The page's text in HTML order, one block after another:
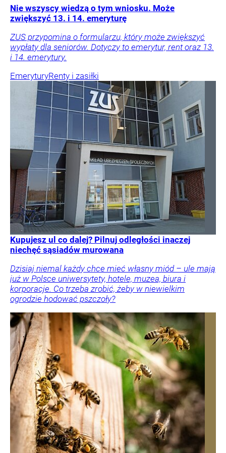
Nie wszyscy wiedzą o tym wniosku. Może
zwiększyć 13. i 14. emeryturę
ZUS przypomina o formularzu, który może zwiększyć
wypłaty dla seniorów. Dotyczy to emerytur, rent oraz 13.
i 14. emerytury.
EmeryturyRenty i zasiłki
Kupujesz ul co dalej? Pilnuj odległości inaczej
niechęć sąsiadów murowana
Dzisiaj niemal każdy chce mieć własny miód – ule mają
już w Polsce uniwersytety, hotele, muzea, biura i
korporacje. Co trzeba zrobić, żeby w niewielkim
ogrodzie hodować pszczoły?